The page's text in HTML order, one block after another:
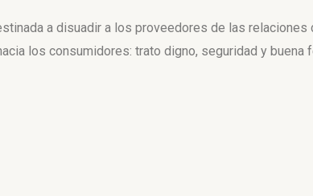
a disuadir a los proveedores de las relaciones
los consumidores: trato digno, seguridad y buena